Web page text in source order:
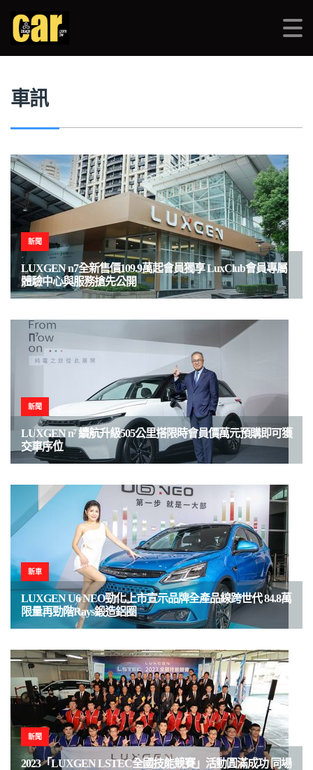
品車CARIMAGE
車訊
新聞
LUXGEN n7全新售價109.9萬起會員獨享 LuxClub會員專屬
體驗中心與服務搶先公開
新聞
LUXGEN n⁷ 續航升級505公里搭限時會員價萬元預購即可獲
交車序位
新車
LUXGEN U6 NEO勁化上市宣示品牌全產品線跨世代 84.8萬
限量再勁階Rays鍛造鋁圈
新聞
2023「LUXGEN LSTEC全國技能競賽」活動圓滿成功 同場